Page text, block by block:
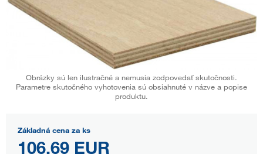
Obrázky sú len ilustračné a nemusia zodpovedať skutočnosti.
Parametre skutočného vyhotovenia sú obsiahnuté v názve a popise
produktu.
Základná cena za ks
106,69 EUR